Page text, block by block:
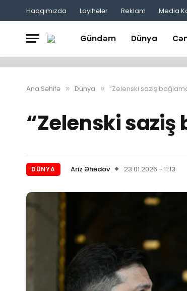
Haqqımızda Layihələr Reklam Media
Gündəm Dünya
Ana Səhifə » Dünya » “Zelenski saziş
“Zelenski
DÜNYA Ariz Əhədov 23.01.2026 - 11:13